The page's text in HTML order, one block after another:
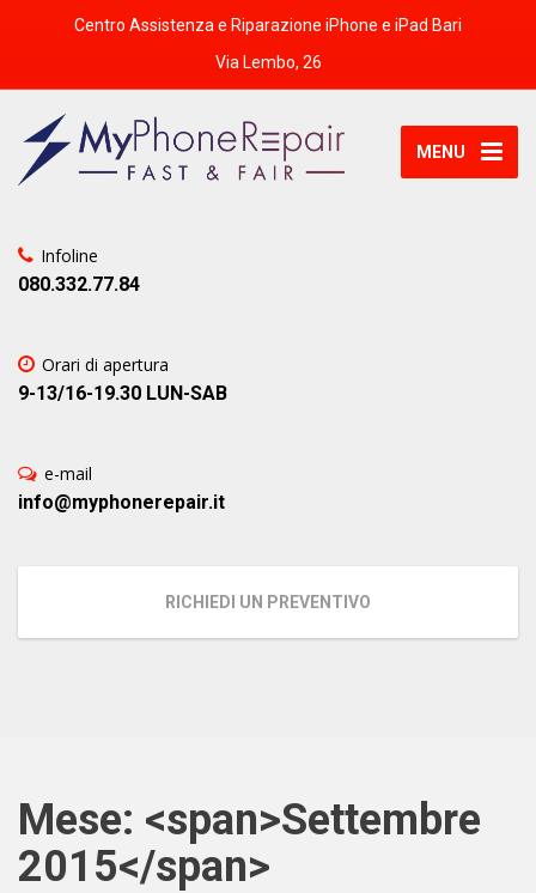
Centro Assistenza e Riparazione iPhone e iPad Bari
Via Lembo, 26
MENU
Infoline
080.332.77.84
Orari di apertura
9-13/16-19.30 LUN-SAB
e-mail
info@myphonerepair.it
RICHIEDI UN PREVENTIVO
Mese: <span>Settembre
2015</span>